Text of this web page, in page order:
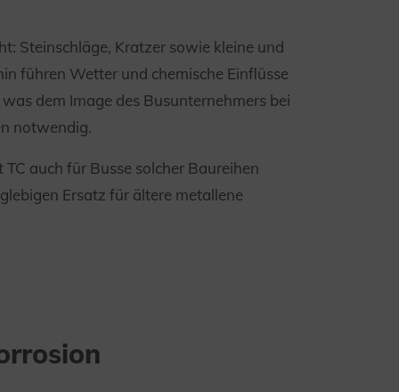
Steinschläge, Kratzer sowie kleine und
führen Wetter und chemische Einflüsse
dem Image des Busunternehmers bei
notwendig.
auch für Busse solcher Baureihen
Ersatz für ältere metallene